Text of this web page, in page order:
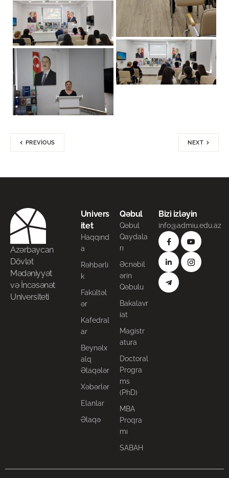
PREVIOUS NEXT
Azərbaycan
Dövlət
Mədəniyyət
və İncəsənət
Universiteti
Univers
itet
Haqqınd
a
Rəhbərli
k
Fakültəl
ər
Kafedral
ar
Beynəlx
alq
Əlaqələr
Xəbərlər
Elanlar
Əlaqə
Qəbul
Qəbul
Qaydala
rı
Əcnəbil
ərin
Qəbulu
Bakalavr
iat
Magistr
atura
Doctoral
Progra
ms
(PhD)
MBA
Proqra
mı
SABAH
Bizi izləyin
info@admiu.edu.az